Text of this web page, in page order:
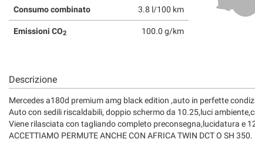
Consumo combinato 3.8 l/100 km
Emissioni CO2 100.0 g/km
Descrizione
Mercedes a180d premium amg black edition ,auto in perfette
Auto con sedili riscaldabili, doppio schermo da 10.25,luci
Viene rilasciata con tagliando completo preconsegna,lucidatura e
ACCETTIAMO PERMUTE ANCHE CON AFRICA TWIN DCT O SH 350.